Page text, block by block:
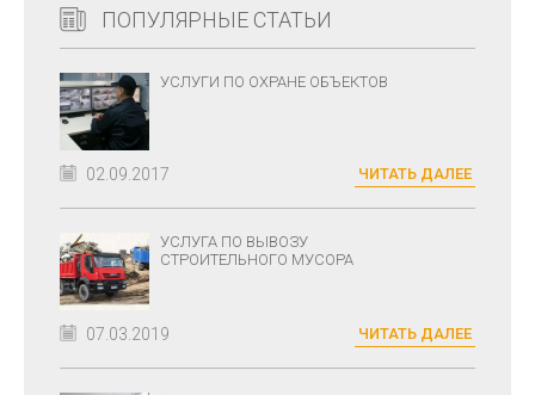
ПОПУЛЯРНЫЕ СТАТЬИ
УСЛУГИ ПО ОХРАНЕ ОБЪЕКТОВ
02.09.2017 ЧИТАТЬ ДАЛЕЕ
УСЛУГА ПО ВЫВОЗУ
СТРОИТЕЛЬНОГО МУСОРА
07.03.2019 ЧИТАТЬ ДАЛЕЕ